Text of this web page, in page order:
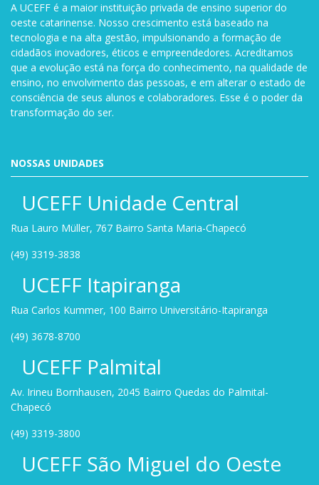
A UCEFF é a maior instituição privada de ensino superior do
oeste catarinense. Nosso crescimento está baseado na
tecnologia e na alta gestão, impulsionando a formação de
cidadãos inovadores, éticos e empreendedores. Acreditamos
que a evolução está na força do conhecimento, na qualidade de
ensino, no envolvimento das pessoas, e em alterar o estado de
consciência de seus alunos e colaboradores. Esse é o poder da
transformação do ser.
NOSSAS UNIDADES
UCEFF Unidade Central
Rua Lauro Müller, 767 Bairro Santa Maria-Chapecó
(49) 3319-3838
UCEFF Itapiranga
Rua Carlos Kummer, 100 Bairro Universitário-Itapiranga
(49) 3678-8700
UCEFF Palmital
Av. Irineu Bornhausen, 2045 Bairro Quedas do Palmital-
Chapecó
(49) 3319-3800
UCEFF São Miguel do Oeste